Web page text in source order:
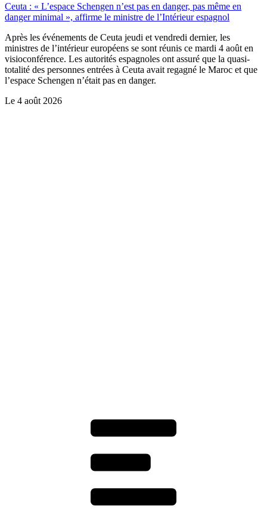
Ceuta : « L’espace Schengen n’est pas en danger, pas même en
danger minimal », affirme le ministre de l’Intérieur espagnol
Après les événements de Ceuta jeudi et vendredi dernier, les
ministres de l’intérieur européens se sont réunis ce mardi 4 août en
visioconférence. Les autorités espagnoles ont assuré que la quasi-
totalité des personnes entrées à Ceuta avait regagné le Maroc et que
l’espace Schengen n’était pas en danger.
Le 4 août 2026